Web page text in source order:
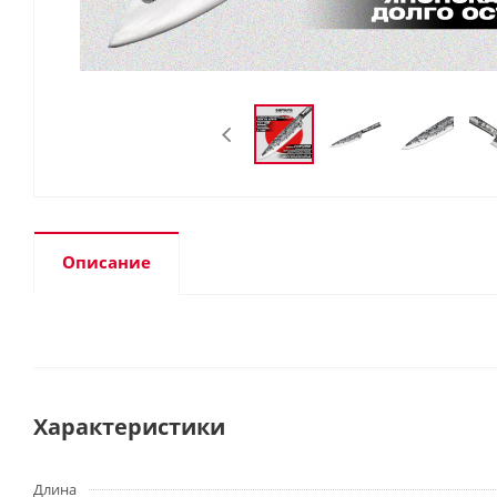
Описание
Характеристики
Длина